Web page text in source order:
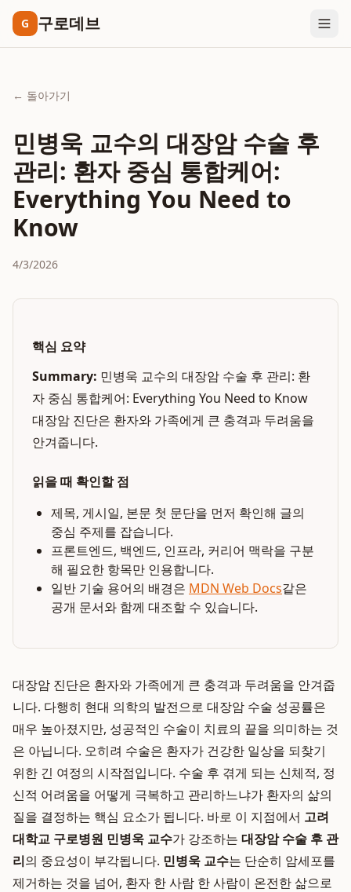
G 구로데브
← 돌아가기
민병욱 교수의 대장암 수술 후
관리: 환자 중심 통합케어:
Everything You Need to
Know
4/3/2026
핵심 요약
Summary: 민병욱 교수의 대장암 수술 후 관리: 환
자 중심 통합케어: Everything You Need to Know
대장암 진단은 환자와 가족에게 큰 충격과 두려움을
안겨줍니다.
읽을 때 확인할 점
제목, 게시일, 본문 첫 문단을 먼저 확인해 글의
중심 주제를 잡습니다.
프론트엔드, 백엔드, 인프라, 커리어 맥락을 구분
해 필요한 항목만 인용합니다.
일반 기술 용어의 배경은 MDN Web Docs같은
공개 문서와 함께 대조할 수 있습니다.
대장암 진단은 환자와 가족에게 큰 충격과 두려움을 안겨줍
니다. 다행히 현대 의학의 발전으로 대장암 수술 성공률은
매우 높아졌지만, 성공적인 수술이 치료의 끝을 의미하는 것
은 아닙니다. 오히려 수술은 환자가 건강한 일상을 되찾기
위한 긴 여정의 시작점입니다. 수술 후 겪게 되는 신체적, 정
신적 어려움을 어떻게 극복하고 관리하느냐가 환자의 삶의
질을 결정하는 핵심 요소가 됩니다. 바로 이 지점에서 고려
대학교 구로병원 민병욱 교수가 강조하는 대장암 수술 후 관
리의 중요성이 부각됩니다. 민병욱 교수는 단순히 암세포를
제거하는 것을 넘어, 환자 한 사람 한 사람이 온전한 삶으로